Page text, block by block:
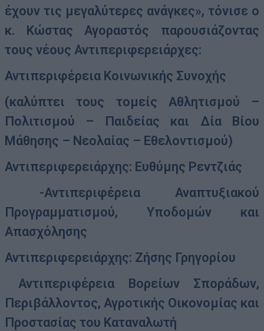
έχουν τις μεγαλύτερες ανάγκες», τόνισε ο
κ. Κώστας Αγοραστός παρουσιάζοντας
τους νέους Αντιπεριφερειάρχες:
Αντιπεριφέρεια Κοινωνικής Συνοχής
(καλύπτει τους τομείς Αθλητισμού –
Πολιτισμού – Παιδείας και Δία Βίου
Μάθησης – Νεολαίας – Εθελοντισμού)
Αντιπεριφερειάρχης: Ευθύμης Ρεντζιάς
-Αντιπεριφέρεια Αναπτυξιακού
Προγραμματισμού, Υποδομών και
Απασχόλησης
Αντιπεριφερειάρχης: Ζήσης Γρηγορίου
Αντιπεριφέρεια Βορείων Σποράδων,
Περιβάλλοντος, Αγροτικής Οικονομίας και
Προστασίας του Καταναλωτή